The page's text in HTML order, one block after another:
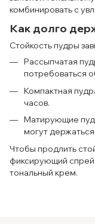
комбинировать с
Как долго
Стойкость пудры
Рассыпчатая
потребоваться
Компактная
часов.
Матирующие
могут
Чтобы продлить
фиксирующий спрей
тональный крем.